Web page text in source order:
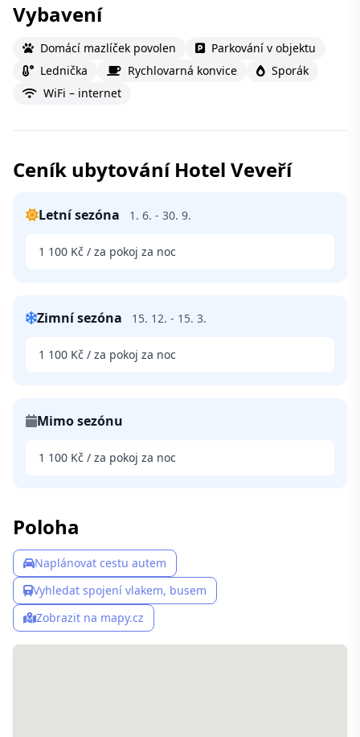
Vybavení
Domácí mazlíček povolen
Parkování v objektu
Lednička
Rychlovarná konvice
Sporák
WiFi – internet
Ceník ubytování Hotel Veveří
Letní sezóna 1. 6. - 30. 9.
1 100 Kč / za pokoj za noc
Zimní sezóna 15. 12. - 15. 3.
1 100 Kč / za pokoj za noc
Mimo sezónu
1 100 Kč / za pokoj za noc
Poloha
Naplánovat cestu autem
Vyhledat spojení vlakem, busem
Zobrazit na mapy.cz